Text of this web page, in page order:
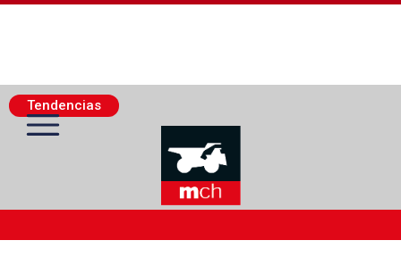
Tendencias
Actualidad Minera